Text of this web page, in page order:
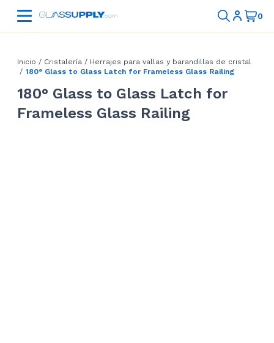
Inicio / Cristalería / Herrajes para vallas y barandillas de cristal
/ 180° Glass to Glass Latch for Frameless Glass Railing
180° Glass to Glass Latch for
Frameless Glass Railing